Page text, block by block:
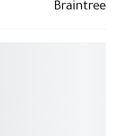
Braintree